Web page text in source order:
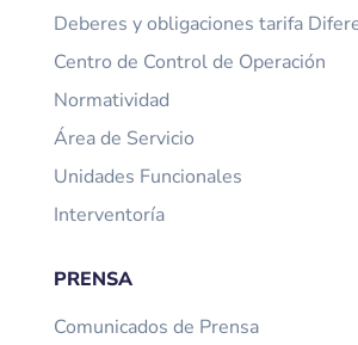
Deberes y obligaciones tarifa
Centro de Control de Operación
Normatividad
Área de Servicio
Unidades Funcionales
Interventoría
PRENSA
Comunicados de Prensa